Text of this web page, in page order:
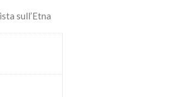
sull’Etna